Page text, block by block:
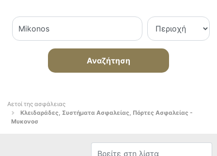
Αναζήτηση
Αετοί της ασφάλειας
Κλειδαράδες, Συστήματα Ασφαλείας, Πόρτες Ασφαλείας -
Μυκονοσ